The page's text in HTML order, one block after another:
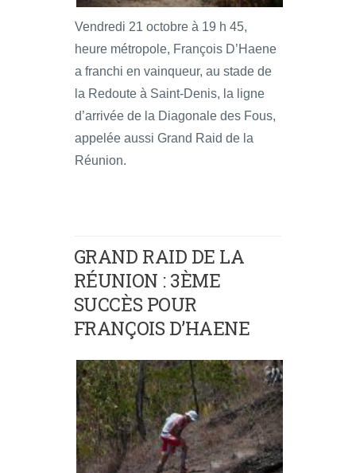
Vendredi 21 octobre à 19 h 45,
heure métropole, François D’Haene
a franchi en vainqueur, au stade de
la Redoute à Saint-Denis, la ligne
d’arrivée de la Diagonale des Fous,
appelée aussi Grand Raid de la
Réunion.
GRAND RAID DE LA
RÉUNION : 3ÈME
SUCCÈS POUR
FRANÇOIS D’HAENE